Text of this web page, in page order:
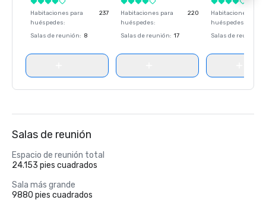
Habitaciones para
huéspedes:
237
Salas de reunión: 8
Habitaciones para
huéspedes:
220
Salas de reunión: 17
Habitaciones para
huéspedes
Salas de reunión
Salas de reunión
Espacio de reunión total
24.153 pies cuadrados
Sala más grande
9880 pies cuadrados